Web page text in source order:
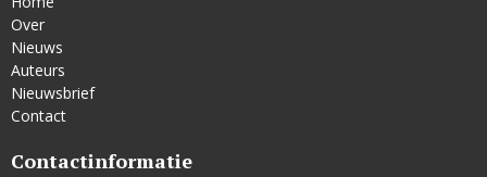
Over
Nieuws
Auteurs
Nieuwsbrief
Contact
Contactinformatie